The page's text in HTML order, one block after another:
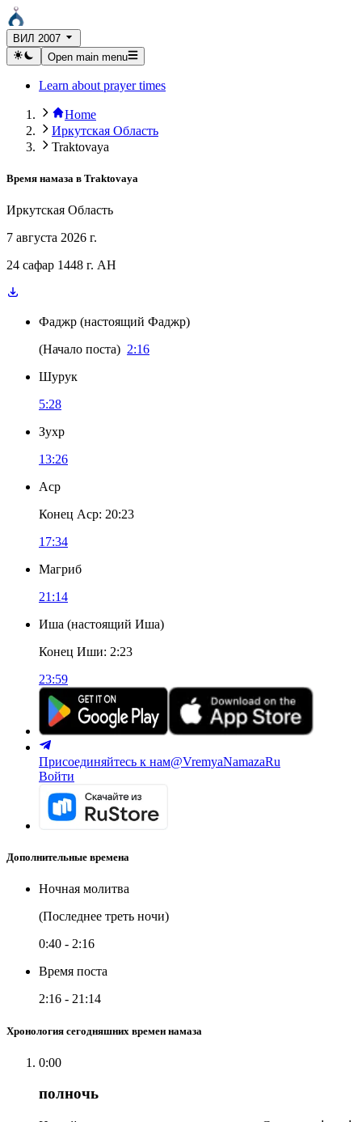
ВИЛ 2007
Open main menu
Learn about prayer times
Home
Иркутская Область
Traktovaya
Время намаза в Traktovaya
Иркутская Область
7 августа 2026 г.
24 сафар 1448 г. AH
Фаджр (настоящий Фаджр)
(Начало поста) 2:16
Шурук
5:28
Зухр
13:26
Аср
Конец Аср: 20:23
17:34
Магриб
21:14
Иша (настоящий Иша)
Конец Иши: 2:23
23:59
Присоединяйтесь к нам@VremyaNamazaRu
Войти
Дополнительные времена
Ночная молитва
(Последнее треть ночи)
0:40 - 2:16
Время поста
2:16 - 21:14
Хронология сегодняшних времен намаза
0:00
полночь